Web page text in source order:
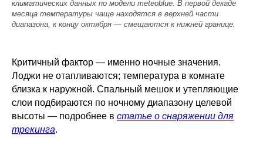
климатических данных по модели meteoblue. В первой декаде
месяца температуры чаще находятся в верхней части
диапазона, к концу октября — смещаются к нижней границе.
Критичный фактор — именно ночные значения.
Лоджи не отапливаются; температура в комнате
близка к наружной. Спальный мешок и утепляющие
слои подбираются по ночному диапазону целевой
высоты — подробнее в статье о снаряжении для
трекинга.